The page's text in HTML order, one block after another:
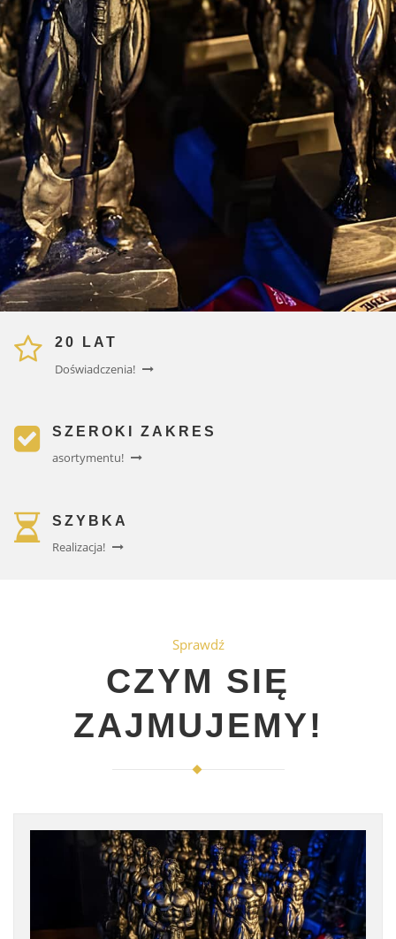
Od kilkunastu lat zajmuje się on projektowaniem i wytwarzaniem
rzeźb, figurek, płaskorzeźb o różnorakiej tematyce i przeznaczeniu, a
także grafik i rysunków. Najmniejsze z figurek, np. breloczki mają 2 cm.
największe wolnostojące rzeźby 1,5 m a płaskorzeźby ponad 2m.
Dowiedz się więcej
20 LAT
Doświadczenia!
SZEROKI ZAKRES
asortymentu!
SZYBKA
Realizacja!
Sprawdź
CZYM SIĘ
ZAJMUJEMY!